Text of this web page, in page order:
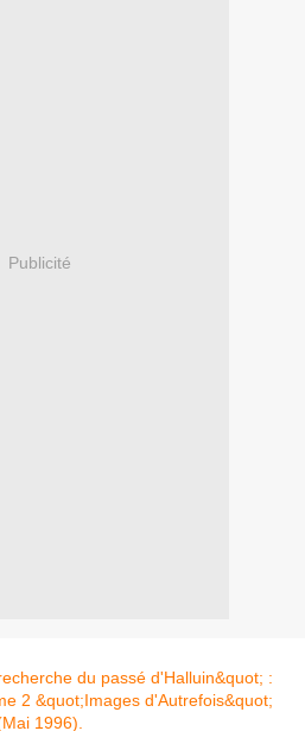
Publicité